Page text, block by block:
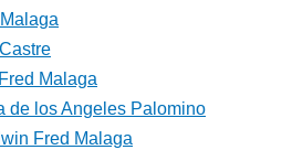
Malaga
de los Angeles Palomino
Fred Malaga